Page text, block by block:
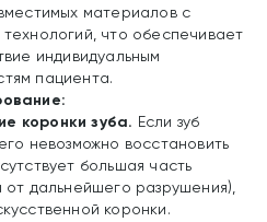
материалов с
что обеспечивает
индивидуальным
пациента.
коронки зуба. Если зуб
невозможно восстановить
большая часть
от дальнейшего разрушения),
коронки.